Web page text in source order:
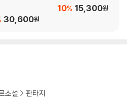
30,600원
15,300원
10%
소설
판타지